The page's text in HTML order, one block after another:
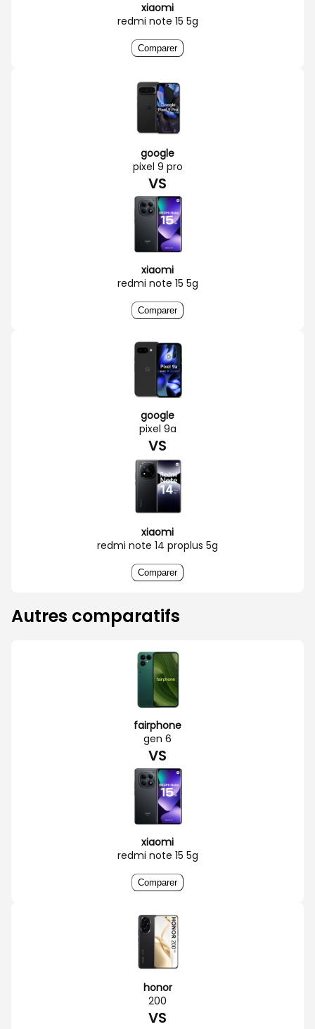
xiaomi
redmi note 15 5g
Comparer
google
pixel 9 pro
VS
xiaomi
redmi note 15 5g
Comparer
google
pixel 9a
VS
xiaomi
redmi note 14 proplus 5g
Comparer
Autres comparatifs
fairphone
gen 6
VS
xiaomi
redmi note 15 5g
Comparer
honor
200
VS